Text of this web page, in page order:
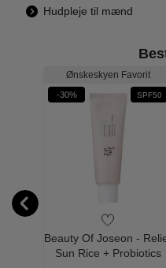
Hudpleje til mænd
Ønskeskyen Favorit
-30% SPF50
Beauty Of Joseon -
Sun Rice + Probiotics